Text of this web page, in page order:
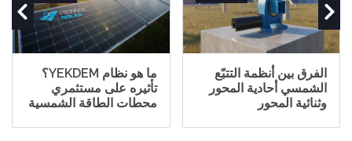
الفرق بين أنظمة التتبّع
الشمسي أحادية المحور
وثنائية المحور
ما هو نظام YEKDEM؟
تأثيره على مستثمري
محطات الطاقة الشمسية